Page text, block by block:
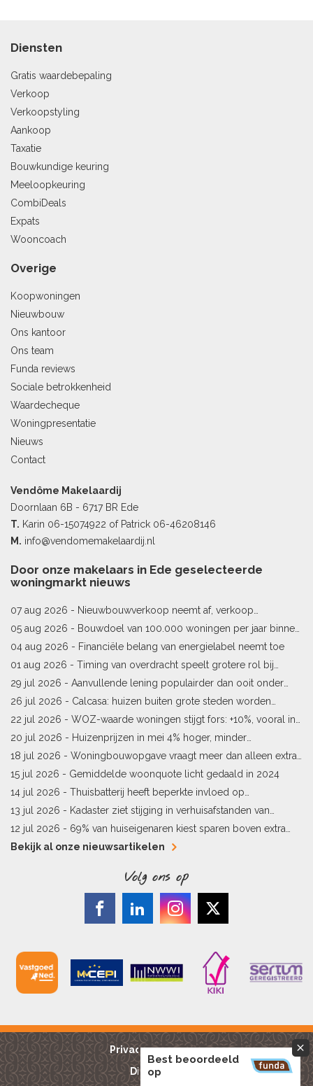
Diensten
Gratis waardebepaling
Verkoop
Verkoopstyling
Aankoop
Taxatie
Bouwkundige keuring
Meeloopkeuring
CombiDeals
Expats
Wooncoach
Overige
Koopwoningen
Nieuwbouw
Ons kantoor
Ons team
Funda reviews
Sociale betrokkenheid
Waardecheque
Woningpresentatie
Nieuws
Contact
Vendôme Makelaardij
Doornlaan 6B - 6717 BR Ede
T. Karin 06-15074922 of Patrick 06-46208146
M. info@vendomemakelaardij.nl
Door onze makelaars in Ede geselecteerde
woningmarkt nieuws
07 aug 2026 - Nieuwbouwverkoop neemt af, verkoop
bestaande woningen stijgt
05 aug 2026 - Bouwdoel van 100.000 woningen per jaar binnen
bereik
04 aug 2026 - Financiële belang van energielabel neemt toe
01 aug 2026 - Timing van overdracht speelt grotere rol bij
woningprijs
29 jul 2026 - Aanvullende lening populairder dan ooit onder
starters
26 jul 2026 - Calcasa: huizen buiten grote steden worden
sneller meer waard
22 jul 2026 - WOZ-waarde woningen stijgt fors: +10%, vooral in
Limburg en Pekela
20 jul 2026 - Huizenprijzen in mei 4% hoger, minder
woningverkopen
18 jul 2026 - Woningbouwopgave vraagt meer dan alleen extra
vergunningen
15 jul 2026 - Gemiddelde woonquote licht gedaald in 2024
14 jul 2026 - Thuisbatterij heeft beperkte invloed op
energielabel
13 jul 2026 - Kadaster ziet stijging in verhuisafstanden van
kopers
12 jul 2026 - 69% van huiseigenaren kiest sparen boven extra
hypotheekaflossing
Bekijk al onze nieuwsartikelen
Volg ons op
Privacy reglement
Disclaimer
Best beoordeeld
op